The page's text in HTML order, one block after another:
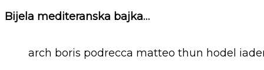
Bijela mediteranska bajka…
arch boris podrecca matteo thun hodel